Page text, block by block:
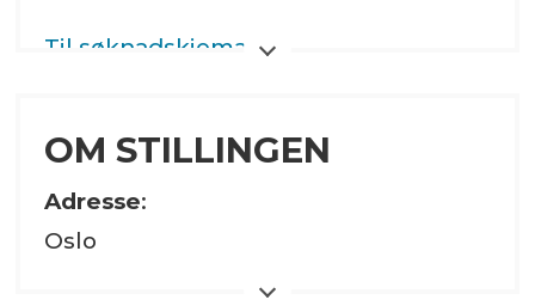
Til søknadskjema
OM STILLINGEN
Adresse:
Oslo